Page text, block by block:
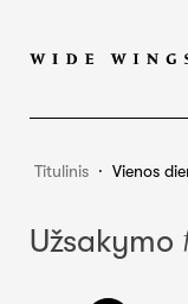
Titulinis ⸱ Vienos
Užsakymo